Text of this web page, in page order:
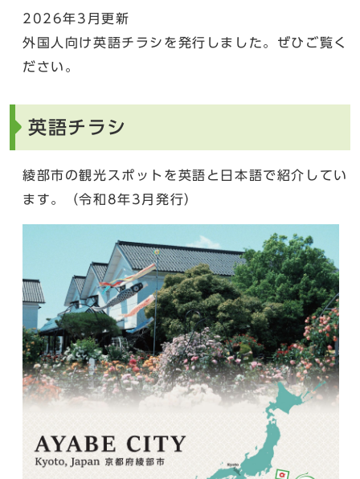
2026年3月更新
外国人向け英語チラシを発行しました。ぜひご覧く
ださい。
英語チラシ
綾部市の観光スポットを英語と日本語で紹介してい
ます。（令和8年3月発行）